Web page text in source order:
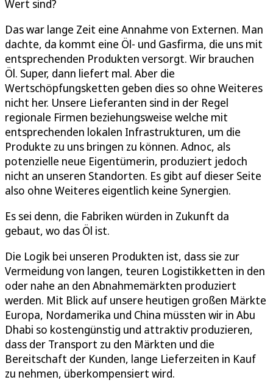
Wert sind?
Das war lange Zeit eine Annahme von Externen. Man
dachte, da kommt eine Öl- und Gasfirma, die uns mit
entsprechenden Produkten versorgt. Wir brauchen
Öl. Super, dann liefert mal. Aber die
Wertschöpfungsketten geben dies so ohne Weiteres
nicht her. Unsere Lieferanten sind in der Regel
regionale Firmen beziehungsweise welche mit
entsprechenden lokalen Infrastrukturen, um die
Produkte zu uns bringen zu können. Adnoc, als
potenzielle neue Eigentümerin, produziert jedoch
nicht an unseren Standorten. Es gibt auf dieser Seite
also ohne Weiteres eigentlich keine Synergien.
Es sei denn, die Fabriken würden in Zukunft da
gebaut, wo das Öl ist.
Die Logik bei unseren Produkten ist, dass sie zur
Vermeidung von langen, teuren Logistikketten in den
oder nahe an den Abnahmemärkten produziert
werden. Mit Blick auf unsere heutigen großen Märkte
Europa, Nordamerika und China müssten wir in Abu
Dhabi so kostengünstig und attraktiv produzieren,
dass der Transport zu den Märkten und die
Bereitschaft der Kunden, lange Lieferzeiten in Kauf
zu nehmen, überkompensiert wird.